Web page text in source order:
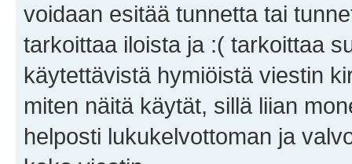
voidaan esitää tunnetta tai
tarkoittaa iloista ja :( tarkoittaa
käytettävistä hymiöistä viestin
miten näitä käytät, sillä liian
helposti lukukelvottoman ja